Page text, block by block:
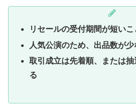
リセールの受付期間が短い
人気公演のため、出品数が
取引成立は先着順、または
る